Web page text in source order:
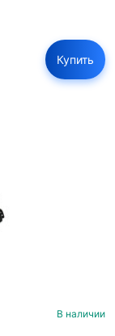
Купить
В наличии